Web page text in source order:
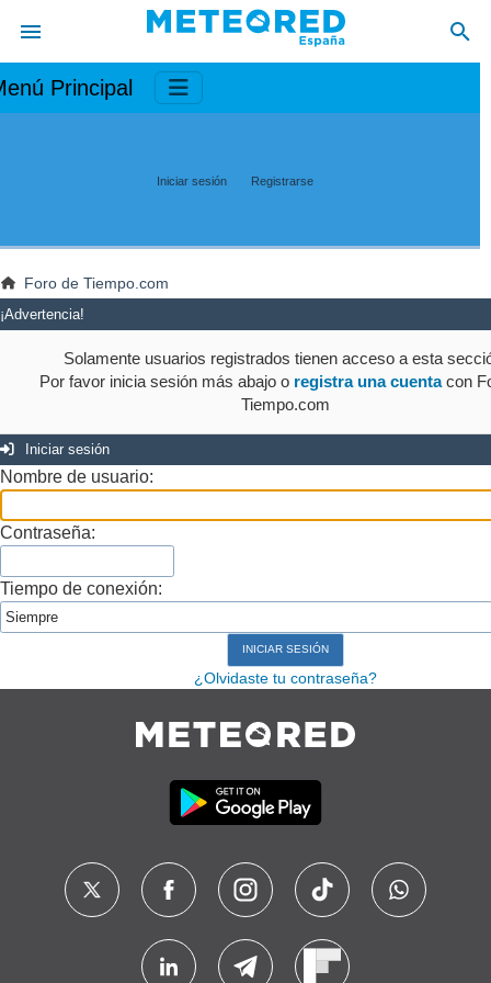
Principal
Iniciar sesión Registrarse
Foro de Tiempo.com
¡Advertencia!
Solamente usuarios registrados tienen acceso a esta
Por favor inicia sesión más abajo o registra una cuentacon
Tiempo.com
Iniciar sesión
Nombre de usuario:
Contraseña:
Tiempo de conexión:
¿Olvidaste tu contraseña?